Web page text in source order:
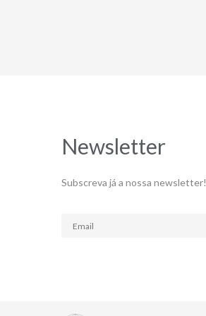
Newsletter
Subscreva já a nossa newsletter!